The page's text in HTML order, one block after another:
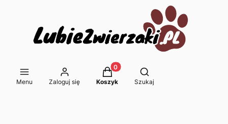
Menu Zaloguj się
Produkty w koszyku: 0. Zobacz
Koszyk
Otwórz wyszukiwarkę
Szukaj